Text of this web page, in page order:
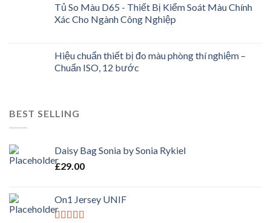
Tủ So Màu D65 - Thiết Bị Kiểm Soát Màu Chính
Xác Cho Ngành Công Nghiệp
Hiệu chuẩn thiết bị đo màu phòng thí nghiệm –
Chuẩn ISO, 12 bước
BEST SELLING
Daisy Bag Sonia by Sonia Rykiel
£29.00
On1 Jersey UNIF